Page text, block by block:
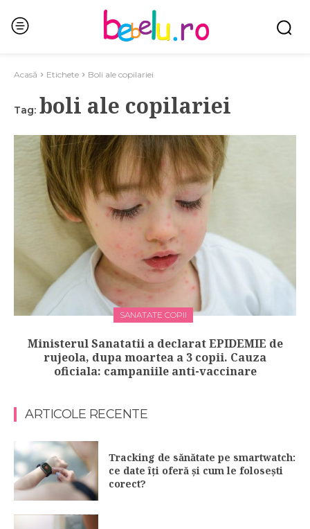
Acasă Etichete Boli ale copilariei
Tag: boli ale copilariei
SANATATE COPII
Ministerul Sanatatii a declarat EPIDEMIE de
rujeola, dupa moartea a 3 copii. Cauza
oficiala: campaniile anti-vaccinare
ARTICOLE RECENTE
Tracking de sănătate pe smartwatch:
ce date îți oferă și cum le folosești
corect?